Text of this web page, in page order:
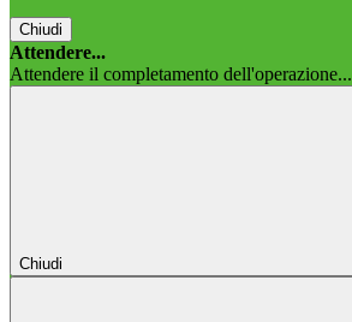
Chiudi
Attendere...
Attendere il completamento dell'operazione...
Chiudi